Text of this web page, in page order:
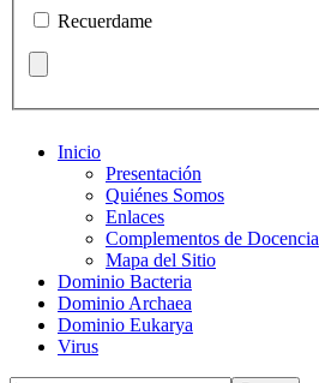
Recuerdame
Inicio
Presentación
Quiénes Somos
Enlaces
Complementos de Docencia
Mapa del Sitio
Dominio Bacteria
Dominio Archaea
Dominio Eukarya
Virus